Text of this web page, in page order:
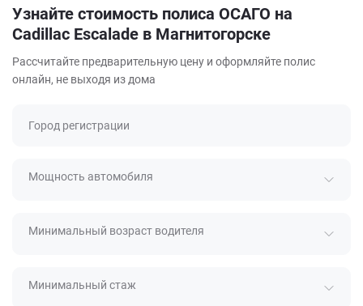
Узнайте стоимость полиса ОСАГО на
Cadillac Escalade в Магнитогорске
Рассчитайте предварительную цену и оформляйте полис
онлайн, не выходя из дома
Город регистрации
Мощность автомобиля
Минимальный возраст водителя
Минимальный стаж